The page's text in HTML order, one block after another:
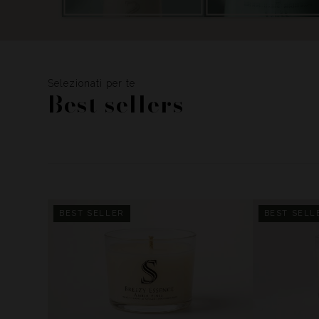
Selezionati per te
Best sellers
BEST SELLER BEST